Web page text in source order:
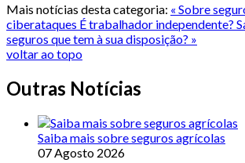
Mais notícias desta categoria: « Sobre
ciberataques É trabalhador independente?
seguros que tem à sua disposição? »
voltar ao topo
Outras Notícias
Saiba mais sobre seguros agrícolas
07 Agosto 2026